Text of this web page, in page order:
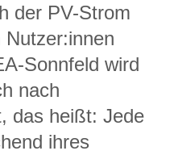
der PV-Strom
Sonnfeld wird
nach
das heißt: Jede
ihres